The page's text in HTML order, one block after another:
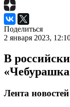
Поделиться
2 января 2023,
В
Лента новостей